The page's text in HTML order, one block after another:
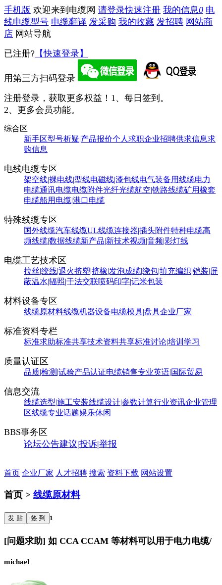
手机版 欢迎来到电缆网 请登录快速注册 我的信息0 电
线电缆型号 电缆翻译 发采购 我的收藏 发招聘 网站商
店 网站导航
已注册? 【快速登录】
用第三方扫码登录
注册登录，获取更多权益！ 1、每日签到。
2、更多会员功能。
综合区
新手区型号析疑|产品报价个人求职企业招聘供求信息求
购信息
电线电缆专区
架空线|裸电线|型线电磁线|漆包线电气装备用线缆电力
电缆通讯电缆电缆附件光纤光缆航空|铁路线缆矿用橡套
电缆船用电缆|港口电缆
特殊线缆专区
国外线缆汽车线缆UL线缆连接器|插头附件特种电缆高
频线缆|数据线缆新产品|新技术视频|音频|彩灯线
电缆工艺技术区
拉丝|绞线|退火挤塑|挤橡|发泡成缆|绕包|填充编织|铠装|屏
蔽温水|辐照|干法交联喷码印字|记米包装
材料设备专区
线缆原材料线缆机器设备电缆模具|盘具企业厂家
标准资料专栏
标准求助标准共享技术资料共享标准讨论|培训学习
质量认证区
品质|检测|试验产品认证电缆销售专业英语|国际贸易
信息交流
线缆选型|施工安装线缆设计|参数计算行业资讯企业管理
区线缆专业话题娱乐休闲
BBS事务区
论坛公告建议|投诉|举报
首页 企业厂家 人才招聘 搜索 资料下载 网站设置
首页 > 线缆原材料
发 贴 签 到 1
[问题求助] 如 CCA CCAM 等材料可以用于电力电缆/
michael